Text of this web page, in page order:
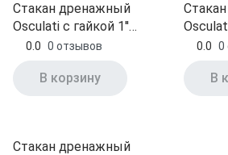
Стакан дренажный
Osculati с гайкой 1''
пластик (17.322.03)
0.0 0 отзывов
В корзину
0.0 0
В
Стакан дренажный